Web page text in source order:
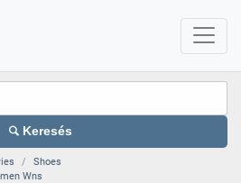
Keresés
Shoes
Wns